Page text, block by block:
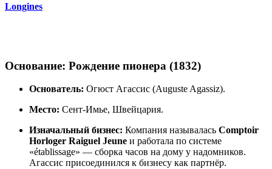
Longines
Основание: Рождение пионера (1832)
Основатель: Огюст Агассис (Auguste Agassiz).
Место: Сент-Имье, Швейцария.
Изначальный бизнес: Компания называлась Comptoir
Horloger Raiguel Jeune и работала по системе
«établissage» — сборка часов на дому у надомников.
Агассис присоединился к бизнесу как партнёр.